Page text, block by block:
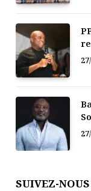
SUIVEZ-NOUS